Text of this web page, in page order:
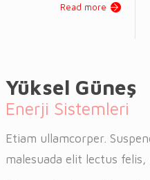
Read more
Yüksel Güneş
Enerji Sistemleri
Etiam ullamcorper.
malesuada elit lectus